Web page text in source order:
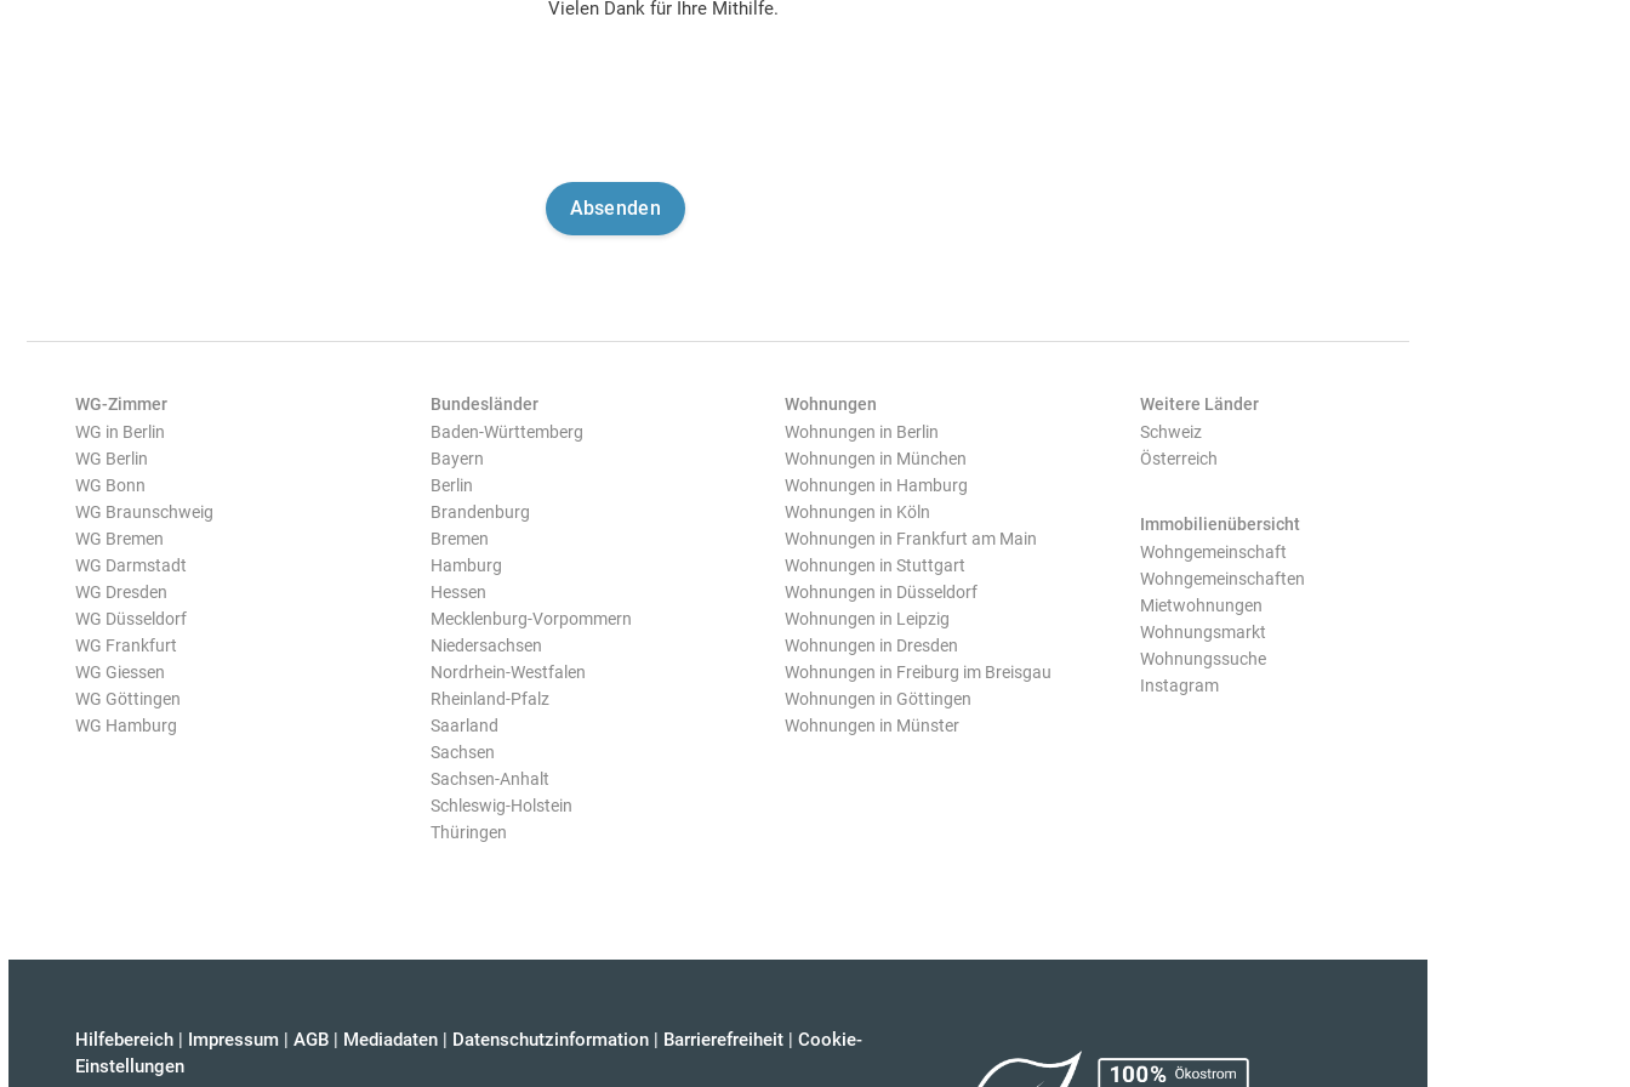
Vielen Dank für Ihre Mithilfe.
WG-Zimmer
WG in Berlin
WG Berlin
WG Bonn
WG Braunschweig
WG Bremen
WG Darmstadt
WG Dresden
WG Düsseldorf
WG Frankfurt
WG Giessen
WG Göttingen
WG Hamburg
Bundesländer
Baden-Württemberg
Bayern
Berlin
Brandenburg
Bremen
Hamburg
Hessen
Mecklenburg-Vorpommern
Niedersachsen
Nordrhein-Westfalen
Rheinland-Pfalz
Saarland
Sachsen
Sachsen-Anhalt
Schleswig-Holstein
Thüringen
Wohnungen
Wohnungen in Berlin
Wohnungen in München
Wohnungen in Hamburg
Wohnungen in Köln
Wohnungen in Frankfurt am Main
Wohnungen in Stuttgart
Wohnungen in Düsseldorf
Wohnungen in Leipzig
Wohnungen in Dresden
Wohnungen in Freiburg im Breisgau
Wohnungen in Göttingen
Wohnungen in Münster
Weitere Länder
Schweiz
Österreich
Immobilienübersicht
Wohngemeinschaft
Wohngemeinschaften
Mietwohnungen
Wohnungsmarkt
Wohnungssuche
Instagram
Hilfebereich | Impressum | AGB | Mediadaten | Datenschutzinformation | Barrierefreiheit | Cookie-
Einstellungen